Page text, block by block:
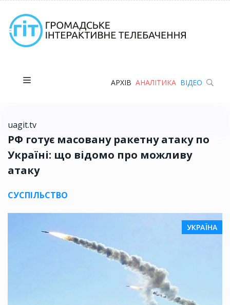
АРХІВ АНАЛІТИКА ВІДЕО
uagit.tv
РФ готує масовану ракетну атаку по
Україні: що відомо про можливу
атаку
СУСПІЛЬСТВО
УКРАЇНА